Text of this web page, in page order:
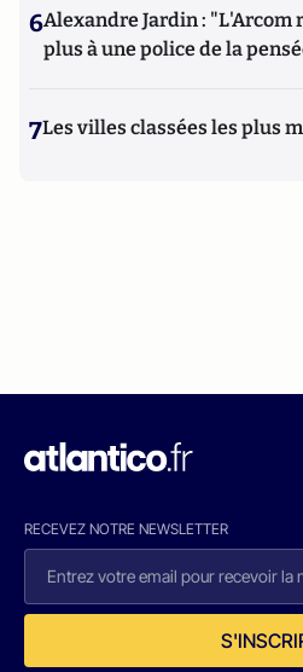
6Alexandre Jardin : "L'Arcom
plus à une police de la
7Les villes classées les plus
RECEVEZ NOTRE NEWSLETTER